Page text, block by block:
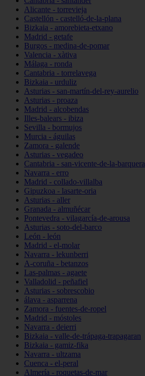
Alicante - torrevieja
Castellón - castelló-de-la-plana
Bizkaia - amorebieta-etxano
Madrid - getafe
Burgos - medina-de-pomar
Valencia - xàtiva
Málaga - ronda
Cantabria - torrelavega
Bizkaia - urduliz
Asturias - san-martín-del-rey-aurelio
Asturias - proaza
Madrid - alcobendas
Illes-balears - ibiza
Sevilla - bormujos
Murcia - águilas
Zamora - galende
Asturias - vegadeo
Cantabria - san-vicente-de-la-barquera
Navarra - erro
Madrid - collado-villalba
Gipuzkoa - lasarte-oria
Asturias - aller
Granada - almuñécar
Pontevedra - vilagarcía-de-arousa
Asturias - soto-del-barco
León - león
Madrid - el-molar
Navarra - lekunberri
A-coruña - betanzos
Las-palmas - agaete
Valladolid - peñafiel
Asturias - sobrescobio
álava - asparrena
Zamora - fuentes-de-ropel
Madrid - móstoles
Navarra - deierri
Bizkaia - valle-de-trápaga-trapagaran
Bizkaia - gamiz-fika
Navarra - ultzama
Cuenca - el-peral
Almería - roquetas-de-mar